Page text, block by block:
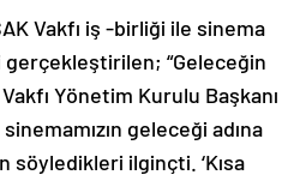
Vakfı iş -birliği ile sinema
“Geleceğin
Yönetim Kurulu Başkanı
geleceği adına
söyledikleri ilginçti. ‘Kısa